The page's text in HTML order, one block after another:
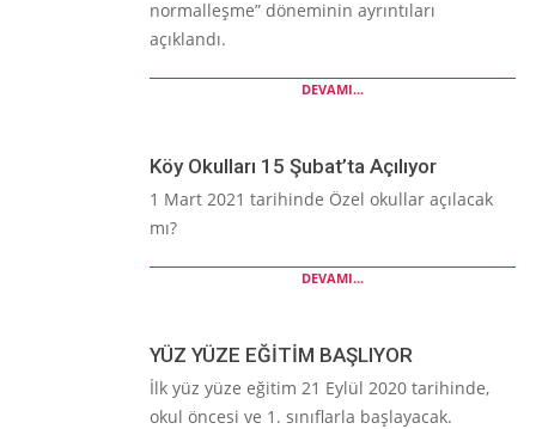
normalleşme” döneminin ayrıntıları
açıklandı.
DEVAMI...
Köy Okulları 15 Şubat’ta Açılıyor
1 Mart 2021 tarihinde Özel okullar açılacak
mı?
DEVAMI...
YÜZ YÜZE EĞİTİM BAŞLIYOR
İlk yüz yüze eğitim 21 Eylül 2020 tarihinde,
okul öncesi ve 1. sınıflarla başlayacak.